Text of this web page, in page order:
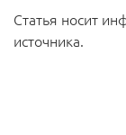
Статья носит
источника.